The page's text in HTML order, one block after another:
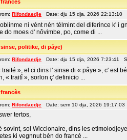
Rifondaedje Date: dju 15 dja, 2026 22:13:10
ni vént nén télmint del diferince k' i
do moes d' nôvimbe, po, come di ...
politike, di påye)
Rifondaedje Date: dju 15 dja, 2026 7:23:41
traité », el ci dins l' sinse di « påye », c' est
« traitî », sorlon ç' definicio ...
Rifondaedje Date: sem 10 dja, 2026
tertos,
sovint, sol Wiccionaire, dins les
ki vegnnut bén do francè ...